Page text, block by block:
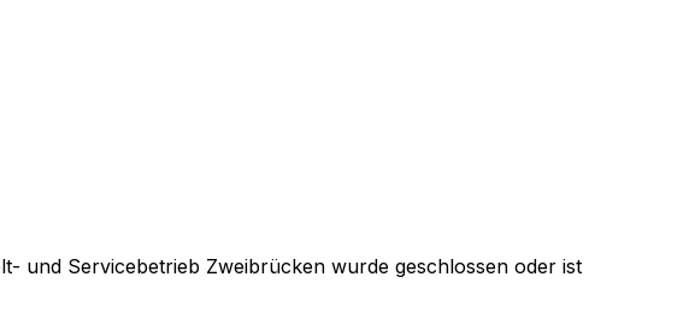
und Servicebetrieb Zweibrücken wurde geschlossen oder ist